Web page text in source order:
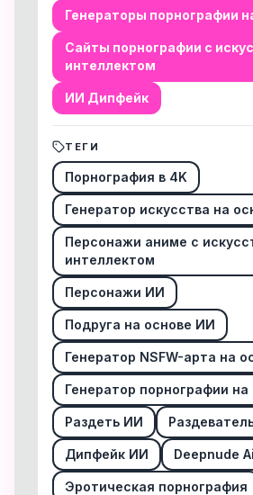
Генераторы порнографии
Сайты порнографии с
интеллектом
ИИ Дипфейк
ТЕГИ
Порнография в 4K
Генератор искусства на
Персонажи аниме с
интеллектом
Персонажи ИИ
Подруга на основе ИИ
Генератор NSFW-арта на
Генератор порнографии
Раздеть ИИ
Дипфейк ИИ Deepnude Ai
Эротическая порнография